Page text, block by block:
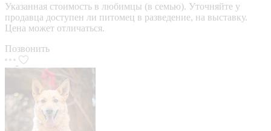
Указанная стоимость в любимцы (в семью). Уточняйте у
продавца доступен ли питомец в разведение, на выставку.
Цена может отличаться.
Позвонить